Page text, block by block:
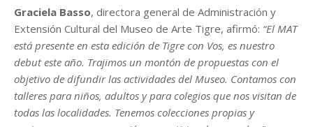
Graciela Basso, directora general de Administración y
Extensión Cultural del Museo de Arte Tigre, afirmó: “El MAT
está presente en esta edición de Tigre con Vos, es nuestro
debut este año. Trajimos un montón de propuestas con el
objetivo de difundir las actividades del Museo. Contamos con
talleres para niños, adultos y para colegios que nos visitan de
todas las localidades. Tenemos colecciones propias y